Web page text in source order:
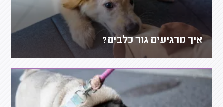
איך מרגיעים גור כלבים?